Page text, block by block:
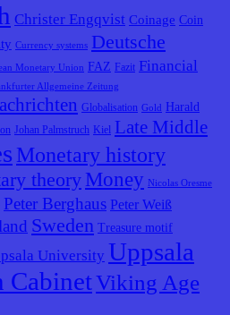
Christer Engqvist Coinage Coin
Currency systems Deutsche
Monetary Union FAZ Fazit Financial
Allgemeine Zeitung
Globalisation Gold
Harald
Johan Palmstruch Kiel Late Middle
Monetary history
theoryMoney Nicolas Oresme
Peter Berghaus Peter Weiß
Sweden Treasure motif
University Uppsala
CabinetViking Age